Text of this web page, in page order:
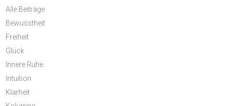
Alle Beiträge
Bewusstheit
Freiheit
Glück
Innere Ruhe
Intuition
Klarheit